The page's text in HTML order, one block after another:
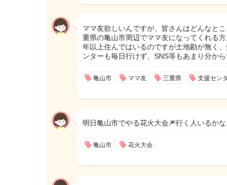
ママ友欲しいんですが、皆さんはどんなと
重県の亀山市周辺でママ友になってくれる
年以上住んではいるのですが土地勘が無く
ンターも毎日行けず、SNS等もあまり分か
亀山市 ママ友 三重県 支援セン
明日亀山市でやる花火大会🎆行く人いるか
亀山市 花火大会